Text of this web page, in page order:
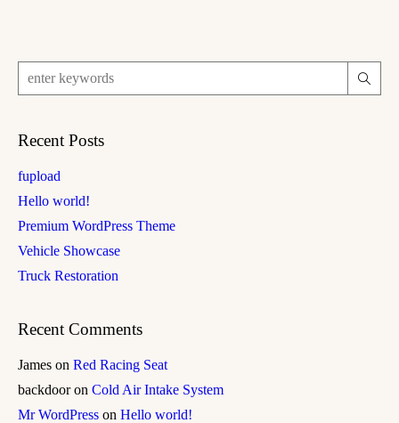
Recent Posts
fupload
Hello world!
Premium WordPress Theme
Vehicle Showcase
Truck Restoration
Recent Comments
James on Red Racing Seat
backdooron Cold Air Intake System
Mr WordPress on Hello world!